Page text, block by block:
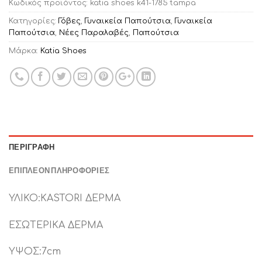
Κωδικός προϊόντος: katia shoes k41-1785 tampa
Κατηγορίες: Γόβες, Γυναικεία Παπούτσια, Γυναικεία
Παπούτσια, Νέες Παραλαβές, Παπούτσια
Μάρκα: Katia Shoes
ΠΕΡΙΓΡΑΦΉ
ΕΠΙΠΛΈΟΝ ΠΛΗΡΟΦΟΡΊΕΣ
ΥΛΙΚΟ:KASTORI ΔΕΡΜΑ
ΕΣΩΤΕΡΙΚΑ ΔΕΡΜΑ
ΥΨΟΣ:7cm